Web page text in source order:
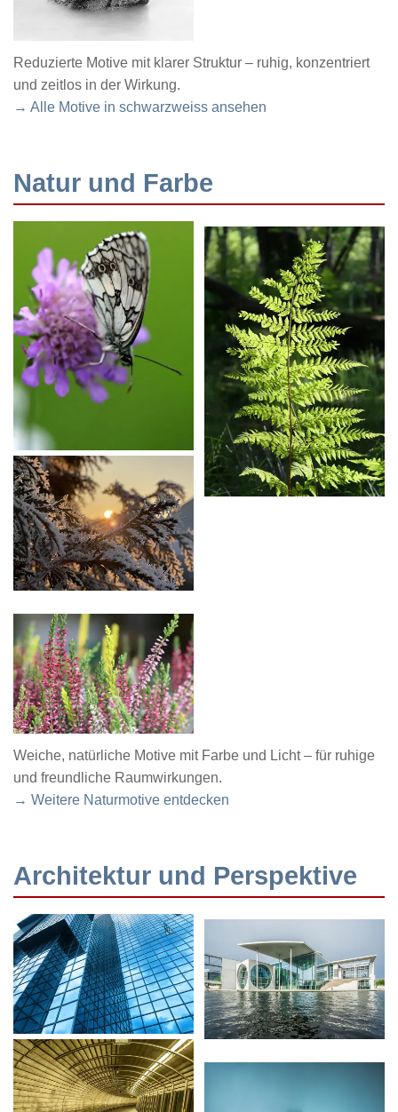
Reduzierte Motive mit klarer Struktur – ruhig, konzentriert
und zeitlos in der Wirkung.
→ Alle Motive in schwarzweiss ansehen
Natur und Farbe
Weiche, natürliche Motive mit Farbe und Licht – für ruhige
und freundliche Raumwirkungen.
→ Weitere Naturmotive entdecken
Architektur und Perspektive